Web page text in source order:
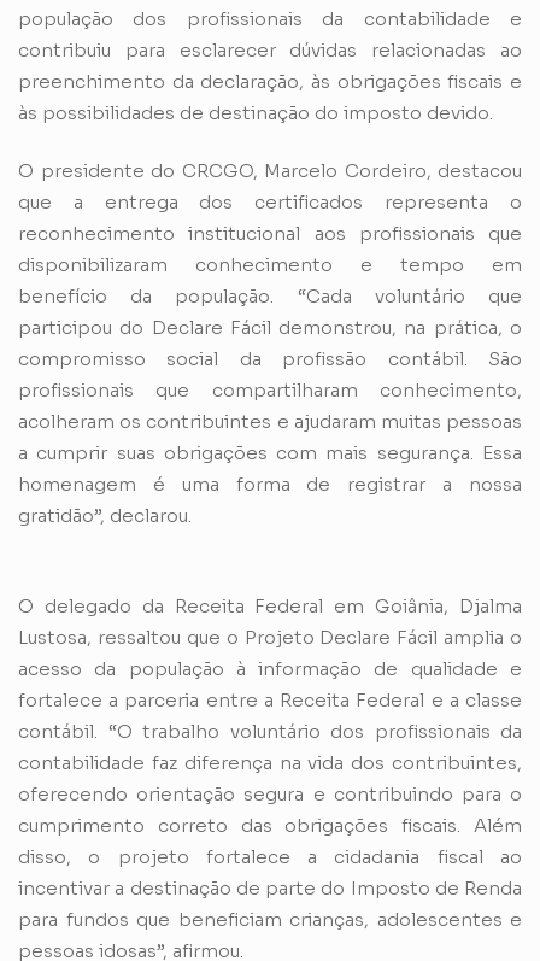
população dos profissionais da contabilidade e
contribuiu para esclarecer dúvidas relacionadas ao
preenchimento da declaração, às obrigações fiscais e
às possibilidades de destinação do imposto devido.
O presidente do CRCGO, Marcelo Cordeiro, destacou
que a entrega dos certificados representa o
reconhecimento institucional aos profissionais que
disponibilizaram conhecimento e tempo em
benefício da população. “Cada voluntário que
participou do Declare Fácil demonstrou, na prática, o
compromisso social da profissão contábil. São
profissionais que compartilharam conhecimento,
acolheram os contribuintes e ajudaram muitas pessoas
a cumprir suas obrigações com mais segurança. Essa
homenagem é uma forma de registrar a nossa
gratidão”, declarou.
O delegado da Receita Federal em Goiânia, Djalma
Lustosa, ressaltou que o Projeto Declare Fácil amplia o
acesso da população à informação de qualidade e
fortalece a parceria entre a Receita Federal e a classe
contábil. “O trabalho voluntário dos profissionais da
contabilidade faz diferença na vida dos contribuintes,
oferecendo orientação segura e contribuindo para o
cumprimento correto das obrigações fiscais. Além
disso, o projeto fortalece a cidadania fiscal ao
incentivar a destinação de parte do Imposto de Renda
para fundos que beneficiam crianças, adolescentes e
pessoas idosas”, afirmou.